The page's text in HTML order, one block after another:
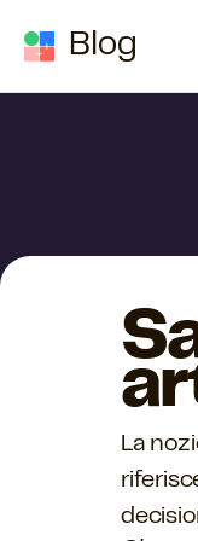
Blog
La